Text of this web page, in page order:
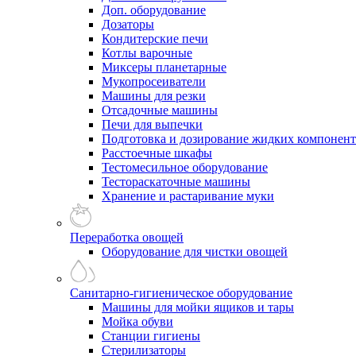
Доп. оборудование
Дозаторы
Кондитерские печи
Котлы варочные
Миксеры планетарные
Мукопросеиватели
Машины для резки
Отсадочные машины
Печи для выпечки
Подготовка и дозирование жидких
Расстоечные шкафы
Тестомесильное оборудование
Тестораскаточные машины
Хранение и растаривание муки
Переработка овощей
Оборудование для чистки овощей
Санитарно-гигиеническое оборудование
Машины для мойки ящиков и тары
Мойка обуви
Станции гигиены
Стерилизаторы